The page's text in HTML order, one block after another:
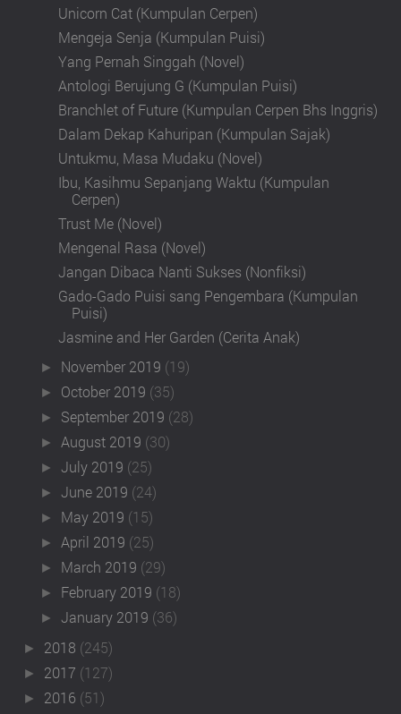
Unicorn Cat (Kumpulan Cerpen)
Mengeja Senja (Kumpulan Puisi)
Yang Pernah Singgah (Novel)
Antologi Berujung G (Kumpulan Puisi)
Branchlet of Future (Kumpulan Cerpen Bhs Inggris)
Dalam Dekap Kahuripan (Kumpulan Sajak)
Untukmu, Masa Mudaku (Novel)
Ibu, Kasihmu Sepanjang Waktu (Kumpulan
Cerpen)
Trust Me (Novel)
Mengenal Rasa (Novel)
Jangan Dibaca Nanti Sukses (Nonfiksi)
Gado-Gado Puisi sang Pengembara (Kumpulan
Puisi)
Jasmine and Her Garden (Cerita Anak)
► November 2019 (19)
► October 2019 (35)
► September 2019 (28)
►August 2019 (30)
►July 2019 (25)
►June 2019 (24)
► May 2019 (15)
►April 2019 (25)
► March 2019 (29)
► February 2019 (18)
►January 2019 (36)
► 2018 (245)
► 2017 (127)
► 2016 (51)